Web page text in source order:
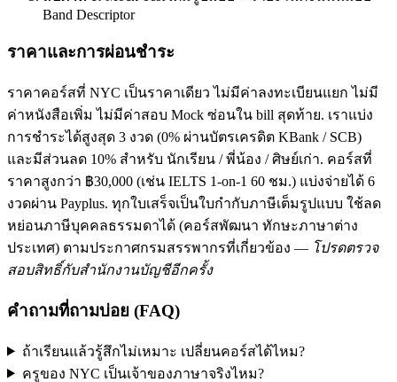
Band Descriptor
ราคาและการผ่อนชำระ
ราคาคอร์สที่ NYC เป็นราคาเดียว ไม่มีค่าลงทะเบียนแยก ไม่มี
ค่าหนังสือเพิ่ม ไม่มีค่าสอบ Mock ซ่อนใน bill สุดท้าย. เราแบ่ง
การชำระได้สูงสุด 3 งวด (0% ผ่านบัตรเครดิต KBank / SCB)
และมีส่วนลด 10% สำหรับ นักเรียน / พี่น้อง / ศิษย์เก่า. คอร์สที่
ราคาสูงกว่า ฿30,000 (เช่น IELTS 1-on-1 60 ชม.) แบ่งจ่ายได้ 6
งวดผ่าน Payplus. ทุกใบเสร็จเป็นใบกำกับภาษีเต็มรูปแบบ ใช้ลด
หย่อนภาษีบุคคลธรรมดาได้ (คอร์สพัฒนา ทักษะภาษาต่าง
ประเทศ) ตามประกาศกรมสรรพากรที่เกี่ยวข้อง — โปรดตรวจ
สอบสิทธิ์กับสำนักงานบัญชีอีกครั้ง
คำถามที่ถามบ่อย (FAQ)
ถ้าเรียนแล้วรู้สึกไม่เหมาะ เปลี่ยนคอร์สได้ไหม?
ครูของ NYC เป็นเจ้าของภาษาจริงไหม?